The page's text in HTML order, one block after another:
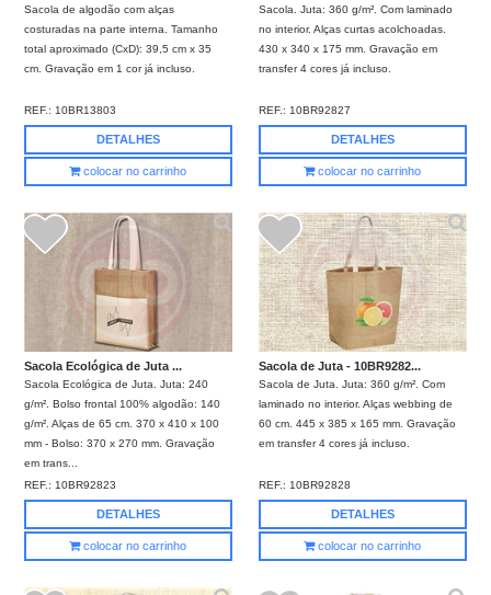
Sacola de algodão com alças
costuradas na parte interna. Tamanho
total aproximado (CxD): 39,5 cm x 35
cm. Gravação em 1 cor já incluso.
REF.: 10BR13803
DETALHES
colocar no carrinho
Sacola. Juta: 360 g/m². Com laminado
no interior. Alças curtas acolchoadas.
430 x 340 x 175 mm. Gravação em
transfer 4 cores já incluso.
REF.: 10BR92827
DETALHES
colocar no carrinho
Sacola Ecológica de Juta ...
Sacola Ecológica de Juta. Juta: 240
g/m². Bolso frontal 100% algodão: 140
g/m². Alças de 65 cm. 370 x 410 x 100
mm - Bolso: 370 x 270 mm. Gravação
em trans...
REF.: 10BR92823
DETALHES
colocar no carrinho
Sacola de Juta - 10BR9282...
Sacola de Juta. Juta: 360 g/m². Com
laminado no interior. Alças webbing de
60 cm. 445 x 385 x 165 mm. Gravação
em transfer 4 cores já incluso.
REF.: 10BR92828
DETALHES
colocar no carrinho